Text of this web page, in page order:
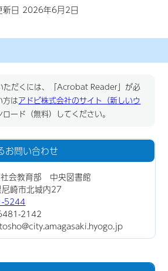
新日 2026年6月2日
ただくには、「Acrobat Reader」が必
方はアドビ株式会社のサイト（新しいウ
ード（無料）してください。
お問い合わせ
会教育部 中央図書館
崎市北城内27
5244
2142